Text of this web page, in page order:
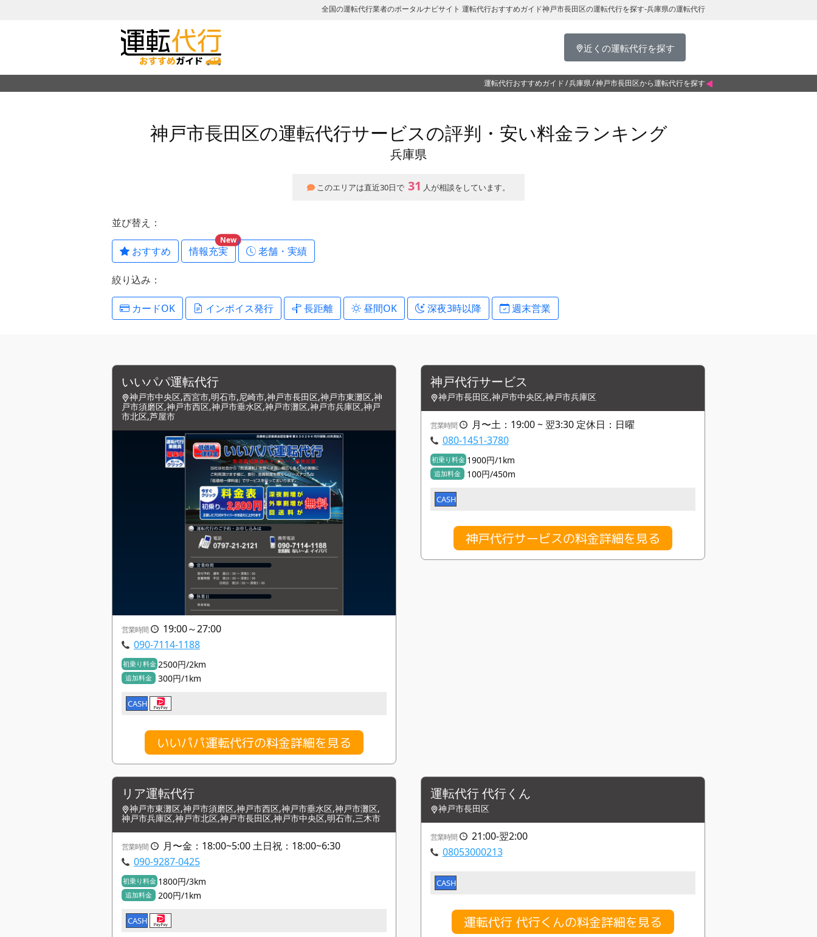
全国の運転代行業者のポータルナビサイト 運転代行おすすめガイド神戸市長田区の運転代行を探す-兵庫県の運転代行
近くの運転代行を探す
運転代行おすすめガイド 兵庫県 神戸市長田区から運転代行を探す
神戸市長田区の運転代行サービスの評判・安い料金ランキング
兵庫県
このエリアは直近30日で 31 人が相談をしています。
並び替え：
おすすめ 情報充実
New
老舗・実績
絞り込み：
カードOK インボイス発行 長距離 昼間OK 深夜3時以降 週末営業
いいパパ運転代行
神戸市中央区,西宮市,明石市,尼崎市,神戸市長田区,神戸市東灘区,神
戸市須磨区,神戸市西区,神戸市垂水区,神戸市灘区,神戸市兵庫区,神戸
市北区,芦屋市
営業時間
19:00～27:00
090-7114-1188
初乗り料金 2500円/2km
追加料金 300円/1km
CASH
いいパパ運転代行の料金詳細を見る
神戸代行サービス
神戸市長田区,神戸市中央区,神戸市兵庫区
営業時間
月〜土：19:00 ~ 翌3:30 定休日：日曜
080-1451-3780
初乗り料金 1900円/1km
追加料金 100円/450m
CASH
神戸代行サービスの料金詳細を見る
リア運転代行
神戸市東灘区,神戸市須磨区,神戸市西区,神戸市垂水区,神戸市灘区,
神戸市兵庫区,神戸市北区,神戸市長田区,神戸市中央区,明石市,三木市
営業時間
月〜金：18:00~5:00 土日祝：18:00~6:30
090-9287-0425
初乗り料金 1800円/3km
追加料金 200円/1km
CASH
運転代行 代行くん
神戸市長田区
営業時間
21:00-翌2:00
08053000213
CASH
運転代行 代行くんの料金詳細を見る